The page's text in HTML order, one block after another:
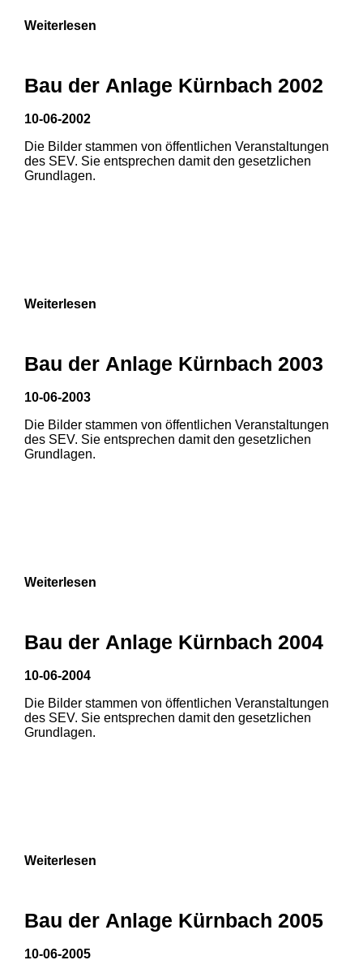
1 2
Weiterlesen
Bau der Anlage Kürnbach 2002
10-06-2002
Die Bilder stammen von öffentlichen Veranstaltungen
des SEV. Sie entsprechen damit den gesetzlichen
Grundlagen.
Weiterlesen
Bau der Anlage Kürnbach 2003
10-06-2003
Die Bilder stammen von öffentlichen Veranstaltungen
des SEV. Sie entsprechen damit den gesetzlichen
Grundlagen.
Weiterlesen
Bau der Anlage Kürnbach 2004
10-06-2004
Die Bilder stammen von öffentlichen Veranstaltungen
des SEV. Sie entsprechen damit den gesetzlichen
Grundlagen.
Weiterlesen
Bau der Anlage Kürnbach 2005
10-06-2005